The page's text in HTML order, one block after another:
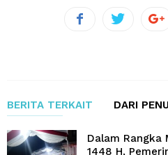
BERITA TERKAIT DARI
Dalam Rangka
1448 H,